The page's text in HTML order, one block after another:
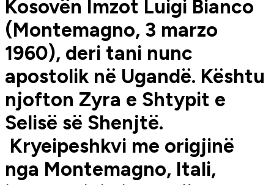
Kosovën Imzot Luigi Bianco
(Montemagno, 3 marzo
1960), deri tani nunc
apostolik në Ugandë. Kështu
njofton Zyra e Shtypit e
Selisë së Shenjtë.
Kryeipeshkvi me origjinë
nga Montemagno, Itali,